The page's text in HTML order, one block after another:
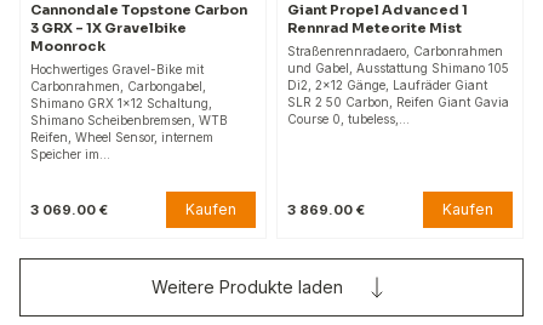
Cannondale Topstone Carbon
3 GRX - 1X Gravelbike
Moonrock
Hochwertiges Gravel-Bike mit
Carbonrahmen, Carbongabel,
Shimano GRX 1x12 Schaltung,
Shimano Scheibenbremsen, WTB
Reifen, Wheel Sensor, internem
Speicher im…
3 069.00 € Kaufen
Giant Propel Advanced 1
Rennrad Meteorite Mist
Straßenrennradaero, Carbonrahmen
und Gabel, Ausstattung Shimano 105
Di2, 2x12 Gänge, Laufräder Giant
SLR 2 50 Carbon, Reifen Giant Gavia
Course 0, tubeless,…
3 869.00 € Kaufen
Weitere Produkte laden